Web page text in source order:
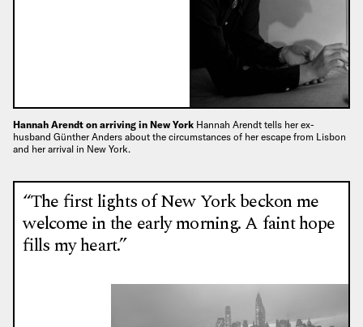
Hannah Arendt on arriving in New York Hannah Arendt tells her ex-
husband Günther Anders about the circumstances of her escape from Lisbon
and her arrival in New York.
“The first lights of New York beckon me
welcome in the early morning. A faint hope
fills my heart.”